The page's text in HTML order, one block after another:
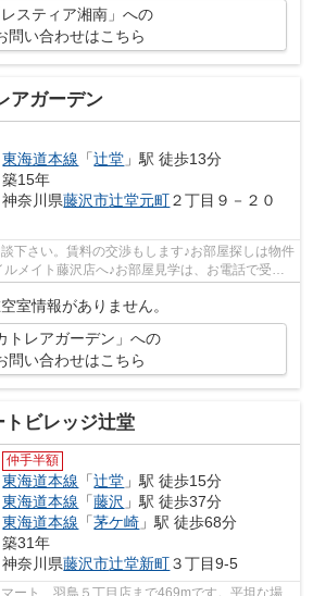
レスティア湘南」への
問い合わせはこちら
アガーデン
東海道本線 「辻堂 」駅 徒歩13分
築15年
神奈川県藤沢市辻堂元町２丁目９－２０
さい。賃料の交渉もします♪お部屋探しは物件
メイト藤沢店へ♪お部屋見学は、お電話で受付
０４６６－...
室情報がありません。
トレアガーデン」への
問い合わせはこちら
トビレッジ辻堂
仲手半額
東海道本線 「辻堂 」駅 徒歩15分
東海道本線 「藤沢 」駅 徒歩37分
東海道本線 「茅ケ崎 」駅 徒歩68分
築31年
神奈川県藤沢市辻堂新町３丁目9-5